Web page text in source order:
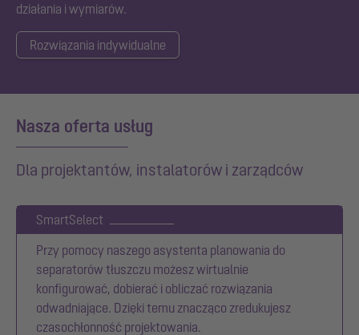
działania i wymiarów.
Rozwiązania indywidualne
Nasza oferta usług
Dla projektantów, instalatorów i zarządców
SmartSelect
Przy pomocy naszego asystenta planowania do
separatorów tłuszczu możesz wirtualnie
konfigurować, dobierać i obliczać rozwiązania
odwadniające. Dzięki temu znacząco zredukujesz
czasochłonność projektowania.